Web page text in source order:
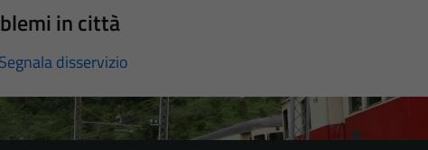
in città
disservizio